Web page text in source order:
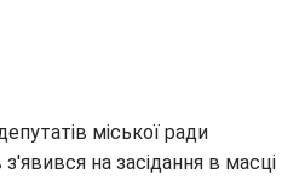
міської ради
на засідання в масці